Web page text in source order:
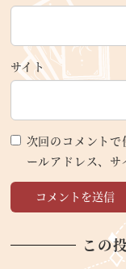
サイト
次回のコメントで
ールアドレス、サ
この